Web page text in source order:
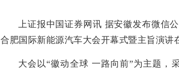
上证报中国证券网讯 据安徽发布微信
合肥国际新能源汽车大会开幕式暨主旨演讲
大会以“徽动全球 一路向前”为主题，